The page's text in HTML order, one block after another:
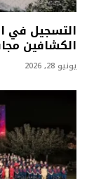
التسجيل في
الكشافين مجاناً
يونيو 28, 2026